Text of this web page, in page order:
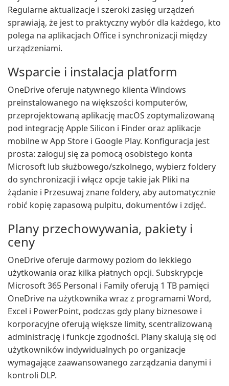
Regularne aktualizacje i szeroki zasięg urządzeń
sprawiają, że jest to praktyczny wybór dla każdego, kto
polega na aplikacjach Office i synchronizacji między
urządzeniami.
Wsparcie i instalacja platform
OneDrive oferuje natywnego klienta Windows
preinstalowanego na większości komputerów,
przeprojektowaną aplikację macOS zoptymalizowaną
pod integrację Apple Silicon i Finder oraz aplikacje
mobilne w App Store i Google Play. Konfiguracja jest
prosta: zaloguj się za pomocą osobistego konta
Microsoft lub służbowego/szkolnego, wybierz foldery
do synchronizacji i włącz opcje takie jak Pliki na
żądanie i Przesuwaj znane foldery, aby automatycznie
robić kopię zapasową pulpitu, dokumentów i zdjęć.
Plany przechowywania, pakiety i
ceny
OneDrive oferuje darmowy poziom do lekkiego
użytkowania oraz kilka płatnych opcji. Subskrypcje
Microsoft 365 Personal i Family oferują 1 TB pamięci
OneDrive na użytkownika wraz z programami Word,
Excel i PowerPoint, podczas gdy plany biznesowe i
korporacyjne oferują większe limity, scentralizowaną
administrację i funkcje zgodności. Plany skalują się od
użytkowników indywidualnych po organizacje
wymagające zaawansowanego zarządzania danymi i
kontroli DLP.